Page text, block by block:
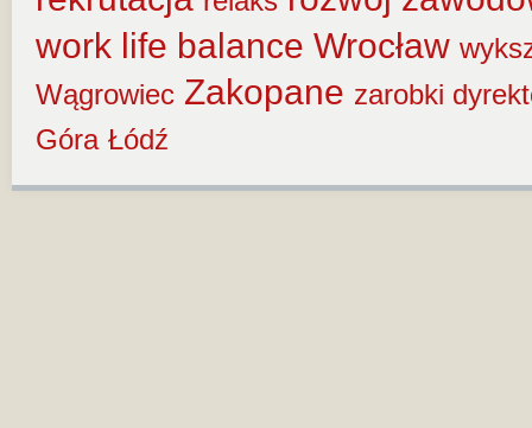
work life balance Wrocław
Wągrowiec Zakopane zarobki
Góra Łódź